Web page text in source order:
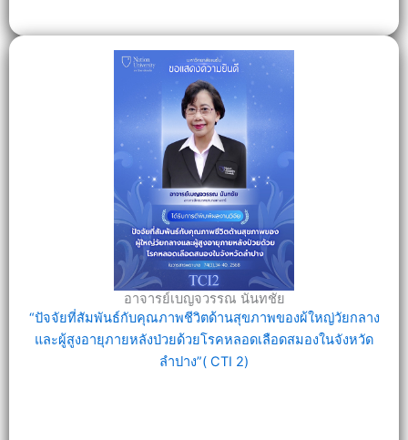
อาจารย์เบญจวรรณ นันทชัย
“ปัจจัยที่สัมพันธ์กับคุณภาพชีวิตด้านสุขภาพของผ้ใหญ่วัยกลาง
และผู้สูงอายุภายหลังป่วยด้วยโรคหลอดเลือดสมองในจังหวัด
ลำปาง”( CTI 2)